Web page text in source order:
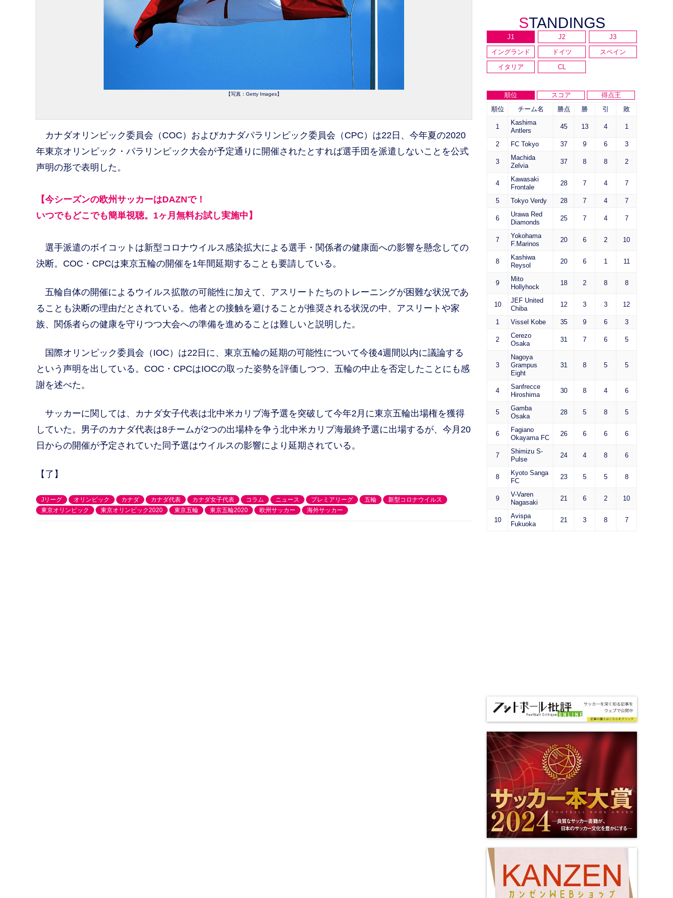
【写真：Getty Images】
カナダオリンピック委員会（COC）およびカナダパラリンピック委員会（CPC）は22日、今年夏の2020
年東京オリンピック・パラリンピック大会が予定通りに開催されたとすれば選手団を派遣しないことを公式
声明の形で表明した。
【今シーズンの欧州サッカーはDAZNで！
いつでもどこでも簡単視聴。1ヶ月無料お試し実施中】
選手派遣のボイコットは新型コロナウイルス感染拡大による選手・関係者の健康面への影響を懸念しての
決断。COC・CPCは東京五輪の開催を1年間延期することも要請している。
五輪自体の開催によるウイルス拡散の可能性に加えて、アスリートたちのトレーニングが困難な状況であ
ることも決断の理由だとされている。他者との接触を避けることが推奨される状況の中、アスリートや家
族、関係者らの健康を守りつつ大会への準備を進めることは難しいと説明した。
国際オリンピック委員会（IOC）は22日に、東京五輪の延期の可能性について今後4週間以内に議論する
という声明を出している。COC・CPCはIOCの取った姿勢を評価しつつ、五輪の中止を否定したことにも感
謝を述べた。
サッカーに関しては、カナダ女子代表は北中米カリブ海予選を突破して今年2月に東京五輪出場権を獲得
していた。男子のカナダ代表は8チームが2つの出場枠を争う北中米カリブ海最終予選に出場するが、今月20
日からの開催が予定されていた同予選はウイルスの影響により延期されている。
【了】
Jリーグ オリンピック カナダ カナダ代表 カナダ女子代表 コラム ニュース プレミアリーグ 五輪
新型コロナウイルス
東京オリンピック
東京オリンピック2020 東京五輪 東京五輪2020 欧州サッカー 海外サッカー
STANDINGS
J1 J2
J3
イングランド
ドイツ
スペイン
イタリア
CL
順位 スコア
得点王
順位
チーム名 勝点 勝 引 敗
1
Kashima
Antlers
45 13 4 1
2 FC Tokyo 37 9 6 3
3
Machida
Zelvia
37 8 8 2
4
Kawasaki
Frontale
28 7 4 7
5 Tokyo Verdy 28 7 4 7
6
Urawa Red
Diamonds
25 7 4 7
7
Yokohama
F.Marinos
20 6 2 10
8
Kashiwa
Reysol
20 6 1 11
9
Mito
Hollyhock
18 2 8 8
10
JEF United
Chiba
12 3 3 12
1 Vissel Kobe 35 9 6 3
2
Cerezo
Osaka
31 7 6 5
3
Nagoya
Grampus
Eight
31 8 5 5
4
Sanfrecce
Hiroshima
30 8 4 6
5
Gamba
Osaka
28 5 8 5
6
Fagiano
Okayama FC
26 6 6 6
7
Shimizu S-
Pulse
24 4 8 6
8
Kyoto Sanga
FC
23 5 5 8
9
V-Varen
Nagasaki
21 6 2 10
10
Avispa
Fukuoka
21 3 8 7